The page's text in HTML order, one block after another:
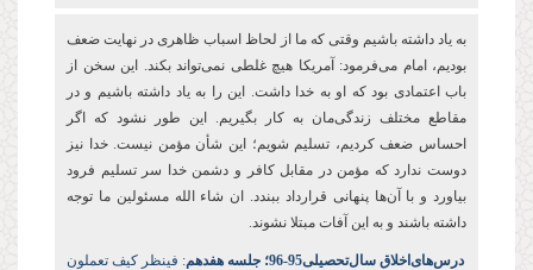
به یاد داشته باشیم وقتی که ما از لحاظ اسباب ظاهری در نهایت ضعف
بودیم، امام می‌فرمود: آمریکا هیچ غلطی نمی‌تواند بکند. این سخن از
باب اعتمادی بود که او به خدا داشت. این را به یاد داشته باشیم و در
مقاطع مختلف زندگی‌‌مان به کار بگیریم. این طور نشود که اگر
احساس ضعف کردیم، تسلیم شویم؛ این شأن مؤمن نیست. خدا نیز
دوست ندارد که مؤمن در مقابل کافر و دشمن خدا سر تسلیم فرود
بیاورد و با آن‌ها پنهانی‌ قرارداد ببندد. ان شاء ‌الله مسئولین ما توجه
داشته باشند و به این آفات مبتلا نشوند.
درس‌های‌اخلاق سال‌تحصیلی‌95-96؛ جلسه هفدهم : فینظر کیف تعملون